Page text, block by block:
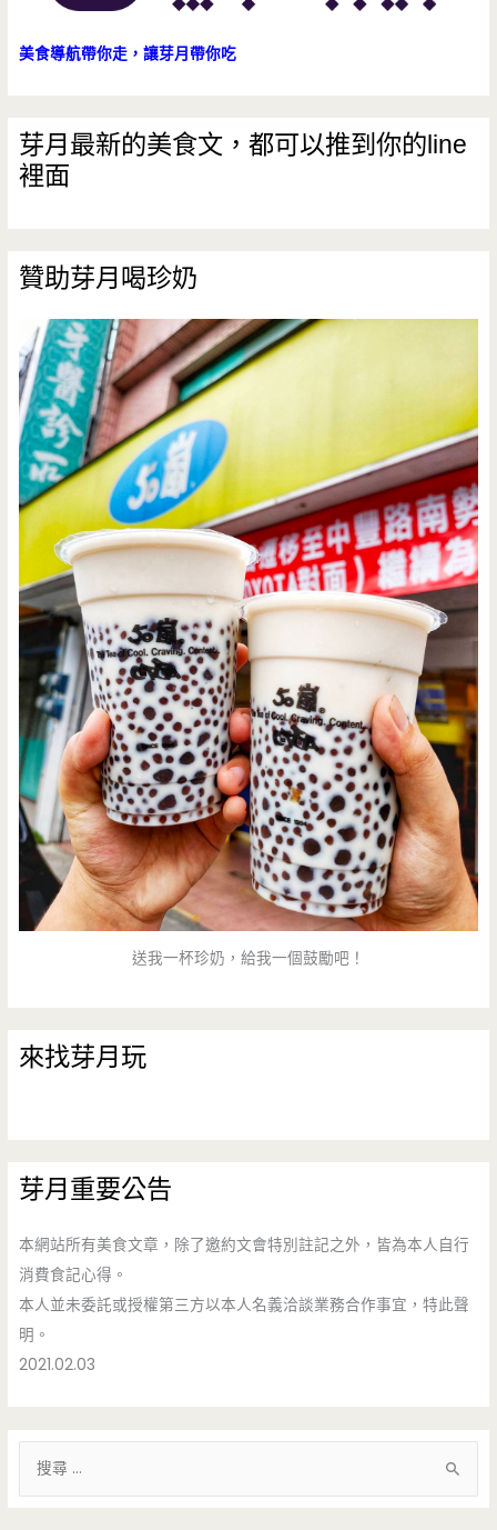
美食導航帶你走，讓芽月帶你吃
芽月最新的美食文，都可以推到你的line
裡面
贊助芽月喝珍奶
送我一杯珍奶，給我一個鼓勵吧！
來找芽月玩
芽月重要公告
本網站所有美食文章，除了邀約文會特別註記之外，皆為本人自行
消費食記心得。
本人並未委託或授權第三方以本人名義洽談業務合作事宜，特此聲
明。
2021.02.03